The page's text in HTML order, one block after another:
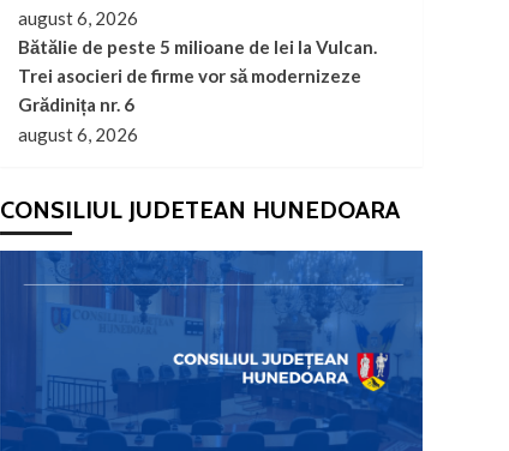
august 6, 2026
Bătălie de peste 5 milioane de lei la Vulcan.
Trei asocieri de firme vor să modernizeze
Grădinița nr. 6
august 6, 2026
CONSILIUL JUDETEAN HUNEDOARA